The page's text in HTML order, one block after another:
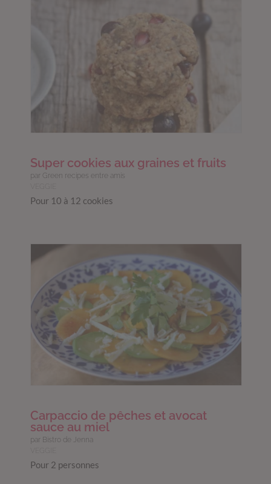
Super cookies aux graines et fruits
par Green recipes entre amis
Pour 10 à 12 cookies
Carpaccio de pêches et avocat
sauce au miel
par Bistro de Jenna
Pour 2 personnes